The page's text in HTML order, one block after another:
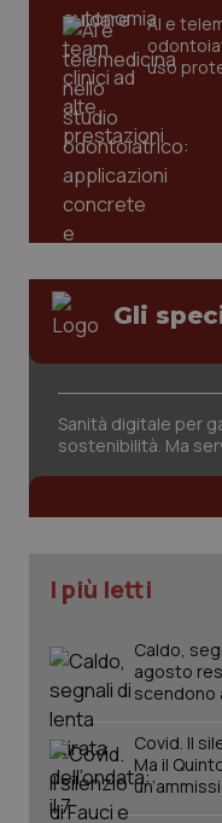
AI e
uso
Gli
Sanità digitale per
sostenibilità. Ma
I più letti
Caldo,
agosto
scendono
Covid. Il
Ma il
tracking-sites-
session-id